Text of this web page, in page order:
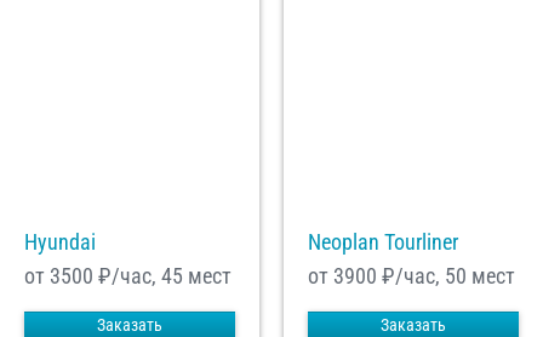
Hyundai
от 3500 ₽/час, 45 мест
Заказать
Neoplan Tourliner
от 3900 ₽/час, 50 мест
Заказать